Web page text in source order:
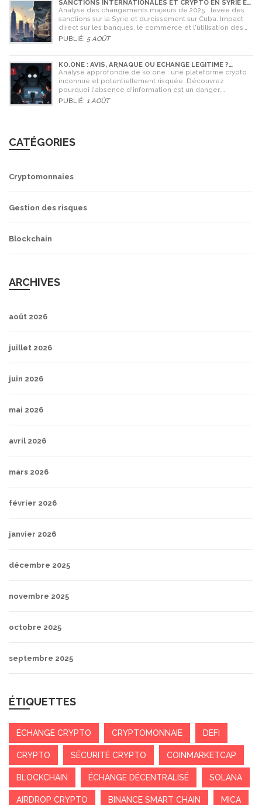
SANCTIONS INTERNATIONALES ET CRYPTO EN SYRIE ET
CUBA : L'IMPACT MAJEUR DE 2025
Analyse des changements majeurs de 2025 : levée des
sanctions sur la Syrie et durcissement sur Cuba. Impact
direct sur les banques, le commerce et l'utilisation des
cryptomonnaies comme Bitcoin.
PUBLIÉ: 5 AOÛT
KO.ONE : AVIS, ARNAQUE OU ÉCHANGE LÉGITIME ?
ANALYSE COMPLÈTE
Analyse approfondie de ko.one : une plateforme crypto
inconnue et potentiellement risquée. Découvrez
pourquoi l'absence d'information est un danger,
comparez avec Coinone et apprenez à vérifier la sécurité
PUBLIÉ: 1 AOÛT
CATÉGORIES
Cryptomonnaies
Gestion des risques
Blockchain
ARCHIVES
août 2026
juillet 2026
juin 2026
mai 2026
avril 2026
mars 2026
février 2026
janvier 2026
décembre 2025
novembre 2025
octobre 2025
septembre 2025
ÉTIQUETTES
ÉCHANGE CRYPTO CRYPTOMONNAIE DEFI
CRYPTO SÉCURITÉ CRYPTO COINMARKETCAP
BLOCKCHAIN ÉCHANGE DÉCENTRALISÉ SOLANA
AIRDROP CRYPTO BINANCE SMART CHAIN MICA